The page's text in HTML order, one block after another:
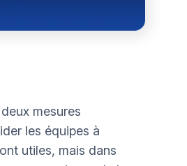
mesures
les équipes à
utiles, mais dans